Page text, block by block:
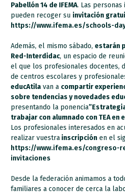
Pabellón 14 de IFEMA. Las personas
pueden recoger su invitación
https://www.ifema.es/schools-
Además, el mismo sábado,estarán
Red-Interdidac, un espacio de
el que los profesionales docentes,
de centros escolares y
educAtila van a compartir
sobre tendencias y novedades
presentando la ponencia
trabajar con alumnado con TEA en
Los profesionales interesados en
realizar vuestra inscripción en el
https://www.ifema.es/congreso-
invitaciones
Desde la federación animamos a
familiares a conocer de cerca la